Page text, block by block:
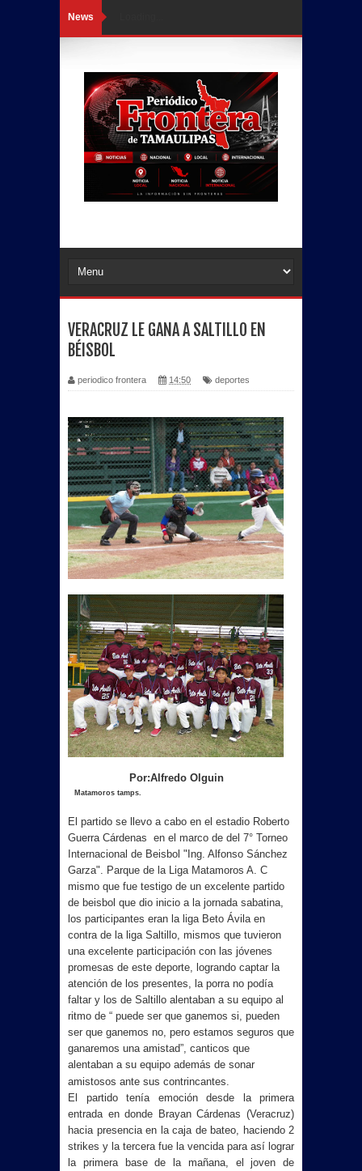
News
VERACRUZ LE GANA A SALTILLO EN
BÉISBOL
periodico frontera 14:50 deportes
Por:Alfredo Olguin
Matamoros tamps.
El partido se llevo a cabo en el estadio Roberto
Guerra Cárdenas en el marco de del 7° Torneo
Internacional de Beisbol "Ing. Alfonso Sánchez
Garza". Parque de la Liga Matamoros A. C
mismo que fue testigo de un excelente partido
de beisbol que dio inicio a la jornada sabatina,
los participantes eran la liga Beto Ávila en
contra de la liga Saltillo, mismos que tuvieron
una excelente participación con las jóvenes
promesas de este deporte, logrando captar la
atención de los presentes, la porra no podía
faltar y los de Saltillo alentaban a su equipo al
ritmo de “ puede ser que ganemos si, pueden
ser que ganemos no, pero estamos seguros que
ganaremos una amistad”, canticos que
alentaban a su equipo además de sonar
amistosos ante sus contrincantes.
El partido tenía emoción desde la primera
entrada en donde Brayan Cárdenas (Veracruz)
hacia presencia en la caja de bateo, haciendo 2
strikes y la tercera fue la vencida para así lograr
la primera base de la mañana, el joven de